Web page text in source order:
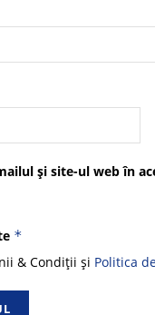
și site-ul web în
*
& Condiții și Politica